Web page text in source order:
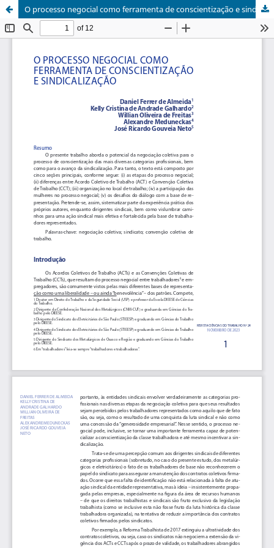
O processo negocial como ferramenta de conscientização e sindicalização